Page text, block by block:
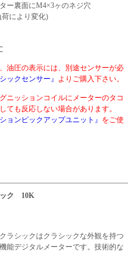
ー裏面にM4×3ヶのネジ穴
荷により変化)
圧の表示には、別途センサーが必
ックセンサー』 よりご購入下さい。
ッションコイルにメーターのタコ
ても反応しない場合があります。
ョンピックアップユニット』 をご使
ク 10K
ラシックはクラシックな外観を持つ
能デジタルメーターです。技術的な